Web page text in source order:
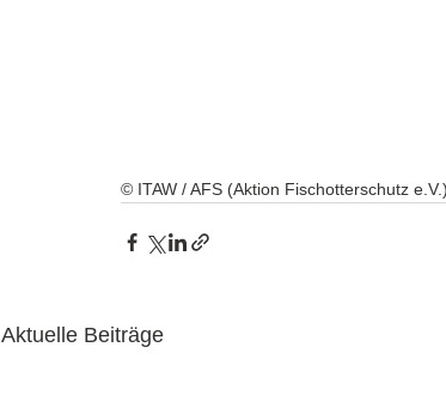
© ITAW / AFS (Aktion Fischotterschutz e.V.)
Aktuelle Beiträge